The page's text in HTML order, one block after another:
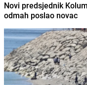
Novi predsjednik
odmah poslao novac